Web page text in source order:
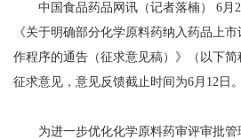
中国食品药品网讯（记者落楠） 6月2
《关于明确部分化学原料药纳入药品上
作程序的通告（征求意见稿）》（以下
征求意见，意见反馈截止时间为6月12日。
为进一步优化化学原料药审评审批管